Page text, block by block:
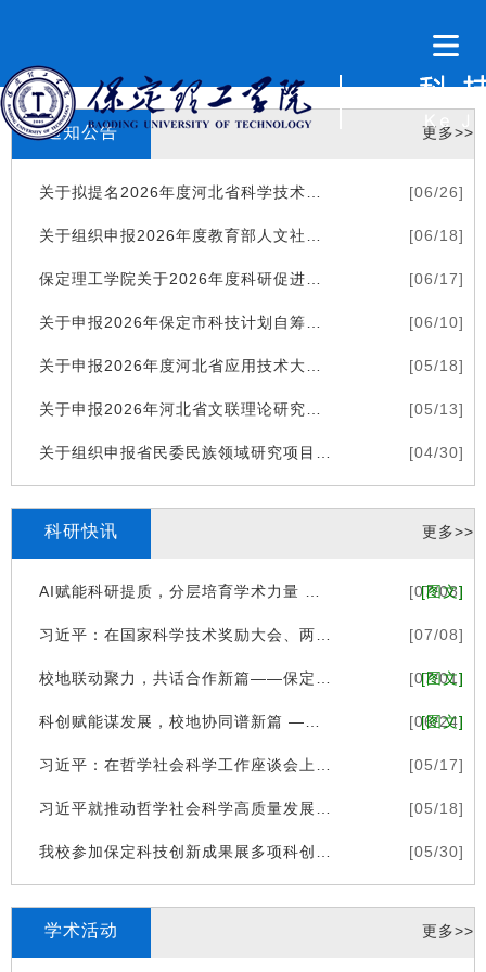
通知公告 更多>>
[06/26]
[06/18]
[06/17]
[06/10]
[05/18]
[05/13]
[04/30]
科研快讯 更多>>
[07/08]
[图文]
AI赋能科研提质，分层培育学术力量 ——我校暑期教师培训开设三大
[07/08]
[07/01]
[图文]
校地联动聚力，共话合作新篇——保定市灾害防御协会到我校参观交流
[06/24]
[图文]
科创赋能谋发展，校地协同谱新篇 ——保定市科协领导莅临我校交流
[05/17]
[05/18]
[05/30]
学术活动 更多>>